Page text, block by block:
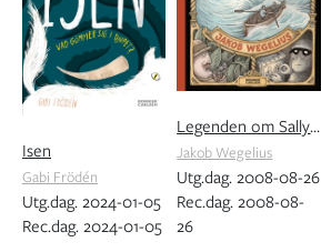
Isen
Gabi Frödén
Utg.dag. 2024-01-05
Rec.dag. 2024-01-05
Legenden om Sally Jones
Jakob Wegelius
Utg.dag. 2008-08-26
Rec.dag. 2008-08-
26